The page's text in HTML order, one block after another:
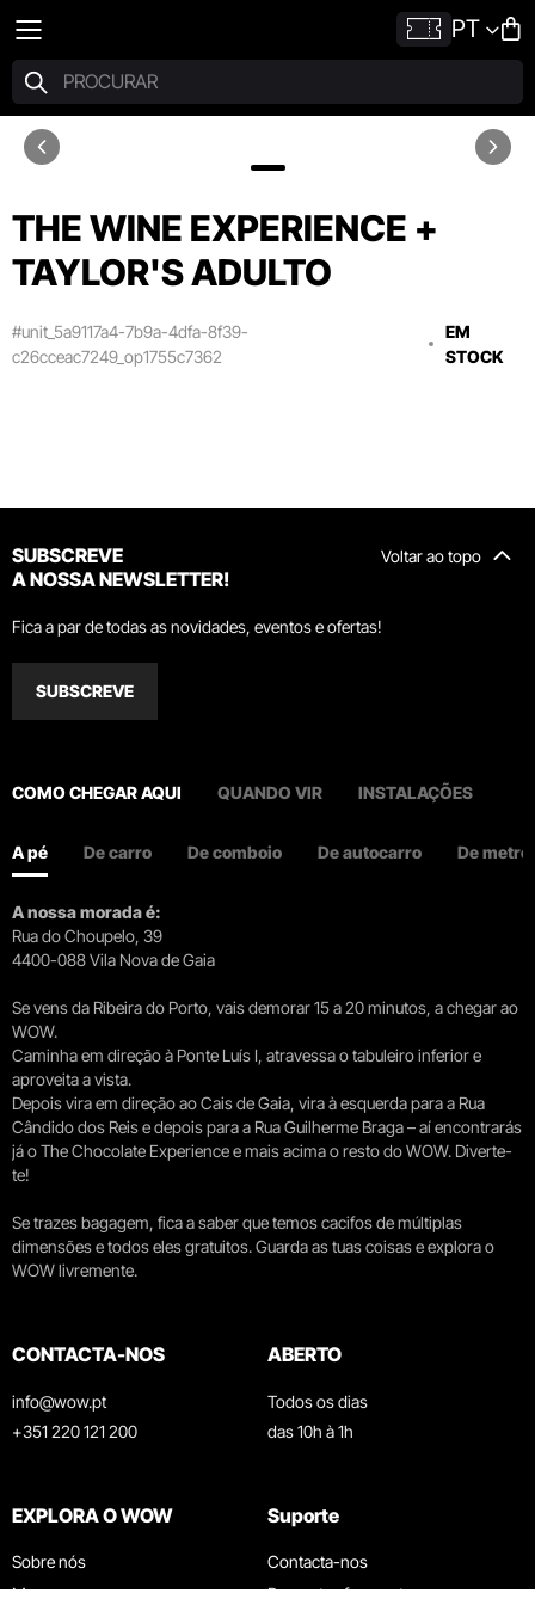
PT
THE WINE EXPERIENCE +
TAYLOR'S ADULTO
#unit_5a9117a4-7b9a-4dfa-8f39-
c26cceac7249_op1755c7362
EM
STOCK
Voltar ao topo
SUBSCREVE
A NOSSA NEWSLETTER!
Fica a par de todas as novidades, eventos e ofertas!
SUBSCREVE
COMO CHEGAR AQUI QUANDO VIR INSTALAÇÕES
A pé De carro De comboio De autocarro De metro
A nossa morada é:
Rua do Choupelo, 39
4400-088 Vila Nova de Gaia
Se vens da Ribeira do Porto, vais demorar 15 a 20 minutos, a chegar ao
WOW.
Caminha em direção à Ponte Luís I, atravessa o tabuleiro inferior e
aproveita a vista.
Depois vira em direção ao Cais de Gaia, vira à esquerda para a Rua
Cândido dos Reis e depois para a Rua Guilherme Braga – aí encontrarás
já o The Chocolate Experience e mais acima o resto do WOW. Diverte-
te!
Se trazes bagagem, fica a saber que temos cacifos de múltiplas
dimensões e todos eles gratuitos. Guarda as tuas coisas e explora o
WOW livremente.
CONTACTA-NOS
info@wow.pt
+351 220 121 200
ABERTO
Todos os dias
das 10h à 1h
EXPLORA O WOW
Sobre nós
Museus
Suporte
Contacta-nos
Perguntas frequentes